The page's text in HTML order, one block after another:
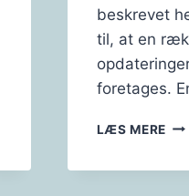
beskrevet
til, at en
foretages.
LÆS MERE